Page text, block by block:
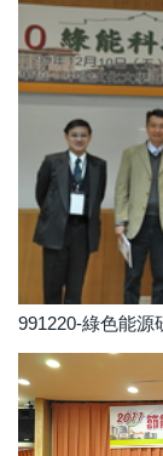
991220-綠色能源